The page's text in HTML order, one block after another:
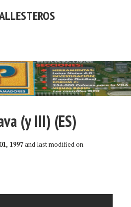
(y III) (ES)
1997and last modified on